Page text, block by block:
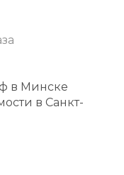
в Минске
в Санкт-